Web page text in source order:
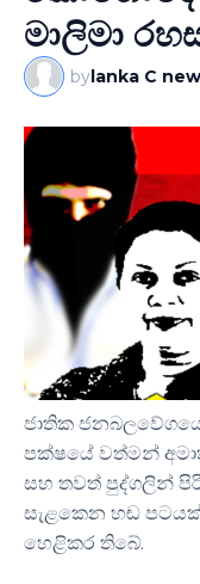
මාලිමා
bylanka C
ජාතික
පක්ෂයේ වත්මන්
සහ තවත් පුද්ගලින්
සැළකෙන හඬ
හෙළිකර තිබේ.